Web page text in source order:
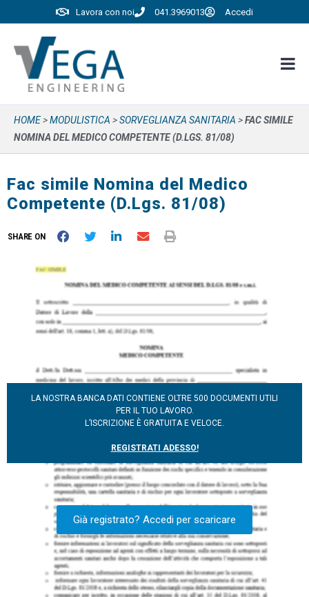
Lavora con noi 041.3969013 Accedi
HOME>MODULISTICA >SORVEGLIANZA SANITARIA >FAC SIMILE
NOMINA DEL MEDICO COMPETENTE (D.LGS. 81/08)
Fac simile Nomina del Medico
Competente (D.Lgs. 81/08)
SHARE ON
LA NOSTRA BANCA DATI CONTIENE OLTRE 500 DOCUMENTI UTILI
PER IL TUO LAVORO.
L’ISCRIZIONE È GRATUITA E VELOCE.
REGISTRATI ADESSO!
Già registrato? Accedi per scaricare